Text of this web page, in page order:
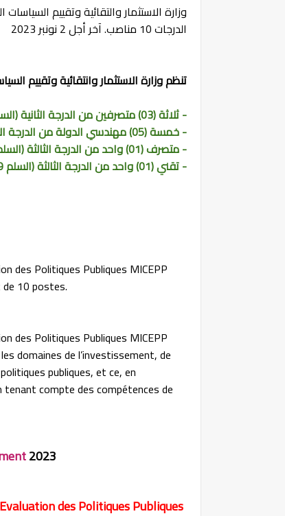
وزارة الاستثمار والتقائية وتقييم
الدرجات 10 من
اصب. آخر أجل 2 نونبر 2023
تنظم وزارة الاستثمار وانتقائية وتقييم
- ثلاثة (03) متصرفين من الدرجة الثانية (السلم 11)؛
- خمسة (05) مهندسي الدولة من الدرجة الأولى (السلم 11)؛
- متصرف (01) واحد من الدرجة الثالثة (السلم 10)؛
- تقني (01) واحد من الدرجة الثالثة (السلم 09).
des Politiques Publiques MICEPP
10 postes.
des Politiques Publiques MICEPP
domaines de l’investissement, de
publiques, et ce, en
compte des compétences de
2023
des Politiques Publiques